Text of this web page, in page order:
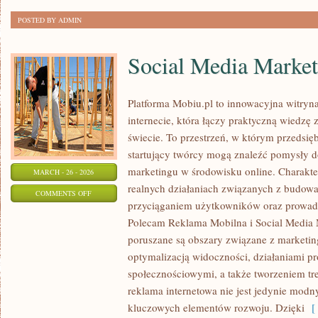
POSTED BY ADMIN
MARCH - 26 - 2026
COMMENTS OFFON
MARKETING
Social Media
Platforma Mobiu.pl to innowacyjna
internecie, która łączy praktyczną
świecie. To przestrzeń, w którym
startujący twórcy mogą znaleźć pomysły
marketingu w środowisku online.
realnych działaniach związanych z
przyciąganiem użytkowników oraz
Polecam Reklama Mobilna i Social
poruszane są obszary związane z
optymalizacją widoczności, działaniami
społecznościowymi, a także tworzeniem
reklama internetowa nie jest jedynie
kluczowych elementów rozwoju. Dzięki [